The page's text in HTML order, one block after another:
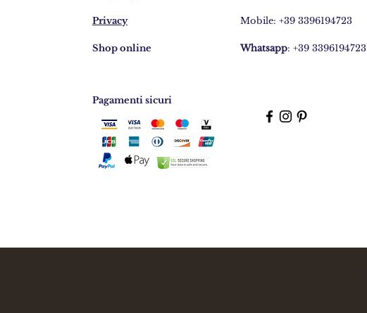
Privacy
Shop online
Mobile: +39 3396194723
Whatsapp: +39 3396194723
Pagamenti sicuri